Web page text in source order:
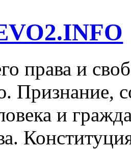
права и
Признание,
и